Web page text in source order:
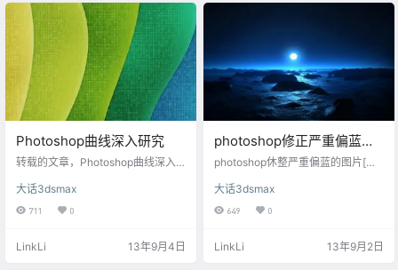
图，ctrl+J复制图层。 2、Ctrl+L调
整色阶，直至窗户的光线变得很白
很亮。 3、选择画笔工具，前景色设
为黑色，涂去室内的一切光线。 4、
5、合并可见…
Photoshop曲线深入研究
转载的文章，Photoshop曲线深入
作的一环和其他人像后期有很大不
同，在工作要求做到快、稳、准。
快就是速度要快，PS过程中在保证
效果要稳定，同类型照片(如同一主
大话3dsmax
711 0
LinkLi 13年9月4日
photoshop修正严重偏蓝的
图片[转载]
photoshop休整严重偏蓝的图片[从
位时代的来临，数位相机已是大家
所具备的3C电子产品，因此也大幅
的降低拍照的门槛，凡只要相机在
的让你浑然忘我，但回家正兴高采
大话3dsmax
649 0
LinkLi 13年9月2日